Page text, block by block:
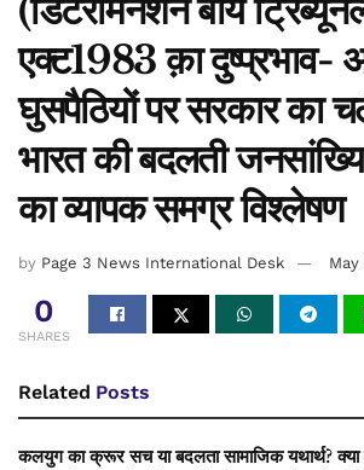
(डिटरमिनेशन बाय
एक्ट1983 क़ा दुष्प्रभाव-
घुसपैठियों पर सरकार का
भारत की बदलती
का व्यापक समग्र विश्लेषण
by Page 3 News International Desk
0
SHARES
Related Posts
कलयुग का क्रूर सच या बदलता सामाजिक यथार्थ? क्या